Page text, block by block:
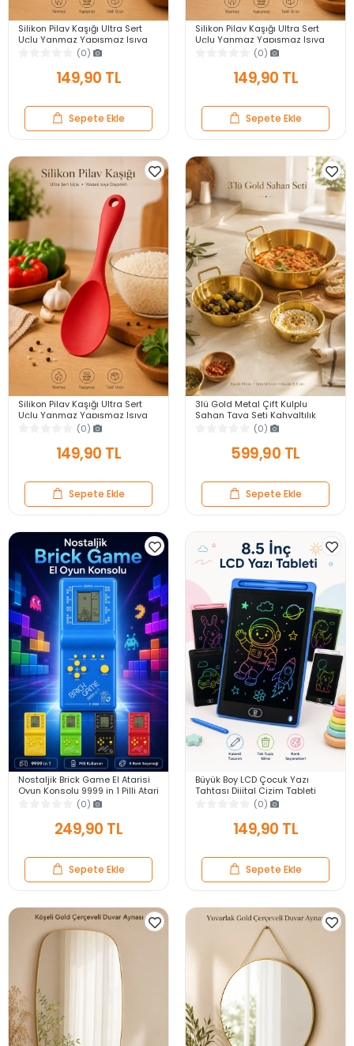
Silikon Pilav Kaşığı Ultra Sert
Uçlu Yanmaz Yapışmaz Isıya
Dayanıklı Gri Servis Yemek
(0)
149,90 TL
Sepete Ekle
Silikon Pilav Kaşığı Ultra Sert
Uçlu Yanmaz Yapışmaz Isıya
Dayanıklı Siyah Servis Yemek
(0)
149,90 TL
Sepete Ekle
Silikon Pilav Kaşığı Ultra Sert
Uçlu Yanmaz Yapışmaz Isıya
Dayanıklı Kırmızı Servis Yemek
(0)
149,90 TL
Sepete Ekle
3lü Gold Metal Çift Kulplu
Sahan Tava Seti Kahvaltılık
Meze Menemen Mutfak Sofra
Sunum Kabı Seti
(0)
599,90 TL
Sepete Ekle
Nostaljik Brick Game El Atarisi
Oyun Konsolu 9999 in 1 Pilli Atari
Eğlenceli Çocuk Oyuncağı
(0)
249,90 TL
Sepete Ekle
Büyük Boy LCD Çocuk Yazı
Tahtası Dijital Çizim Tableti
Kalemli Silinebilir 8.5′ Oyuncak
(0)
149,90 TL
Sepete Ekle